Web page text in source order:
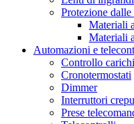
Protezione
Materiali
Materiali
Automazioni e
Controllo
Cronotermostati
Dimmer
Interruttori
Prese